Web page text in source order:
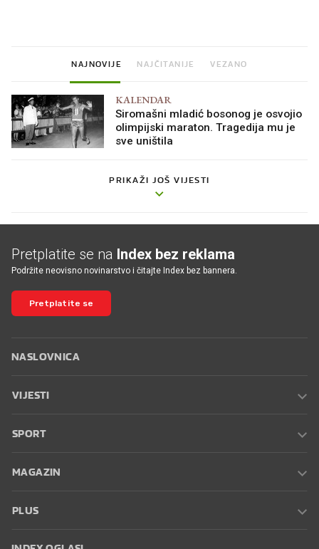
NAJNOVIJE NAJČITANIJE VEZANO
KALENDAR
Siromašni mladić bosonog je osvojio
olimpijski maraton. Tragedija mu je
sve uništila
PRIKAŽI JOŠ VIJESTI
Pretplatite se na Index bez reklama
Podržite neovisno novinarstvo i čitajte Index bez bannera.
Pretplatite se
NASLOVNICA
VIJESTI
SPORT
MAGAZIN
PLUS